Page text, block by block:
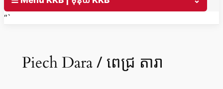
“`
Piech Dara/ ពេជ្រ តារា